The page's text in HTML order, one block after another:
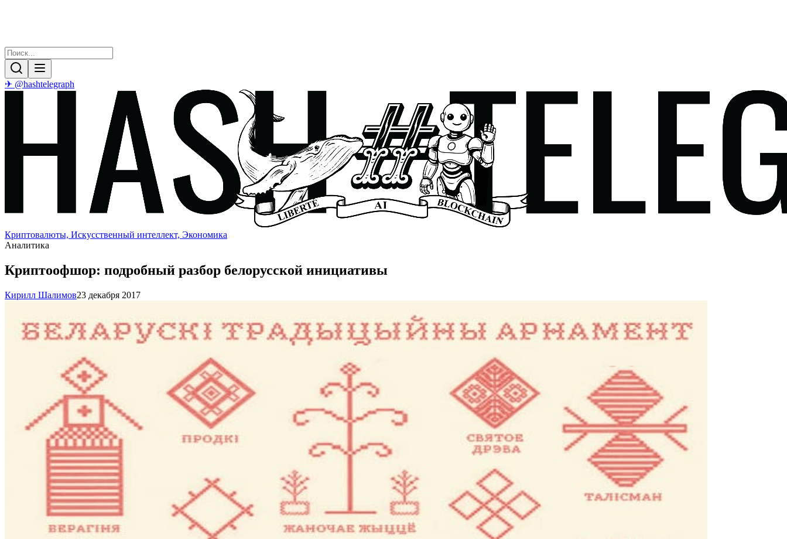
✈ @hashtelegraph
Криптовалюты, Искусственный интеллект, Экономика
Аналитика
Криптоофшор: подробный разбор белорусской инициативы
Кирилл Шалимов23 декабря 2017